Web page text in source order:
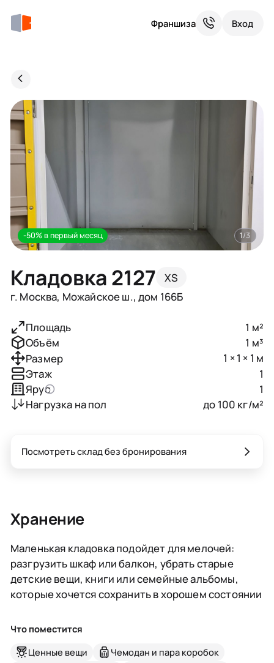
Франшиза Вход
Кладовка 2127
XS
г. Москва, Можайское ш., дом 166Б
-50% в первый месяц 1/3
Площадь
1 м²
Объём
1 м³
Размер
1 × 1 × 1 м
Этаж
1
Ярус
1
Нагрузка на пол
до 100 кг/м²
Хранение
Маленькая кладовка подойдет для мелочей:
разгрузить шкаф или балкон, убрать старые
детские вещи, книги или семейные альбомы,
которые хочется сохранить в хорошем состоянии
Что поместится
Ценные вещи
Чемодан и пара коробок
Посмотреть склад без бронирования